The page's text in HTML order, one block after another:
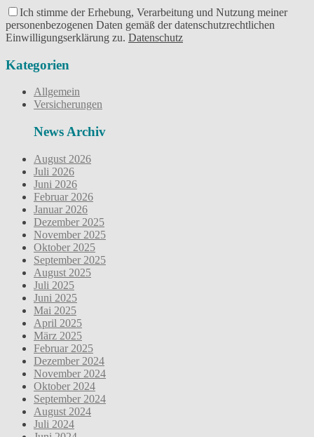
Ich stimme der Erhebung, Verarbeitung und Nutzung meiner
personenbezogenen Daten gemäß der datenschutzrechtlichen
Einwilligungserklärung zu. Datenschutz
Kategorien
Allgemein
Versicherungen
News Archiv
August 2026
Juli 2026
Juni 2026
Februar 2026
Januar 2026
Dezember 2025
November 2025
Oktober 2025
September 2025
August 2025
Juli 2025
Juni 2025
Mai 2025
April 2025
März 2025
Februar 2025
Dezember 2024
November 2024
Oktober 2024
September 2024
August 2024
Juli 2024